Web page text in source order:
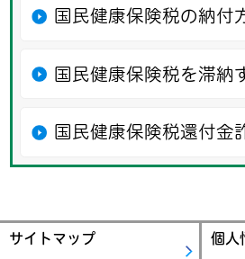
国民健康保険税の納付
国民健康保険税を滞納
国民健康保険税還付金
サイトマップ 個人